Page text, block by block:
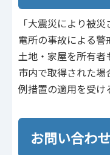
「大震災により被
電所の事故による
土地・家屋を所有
市内で取得された
例措置の適用を受け
お問い合わせ